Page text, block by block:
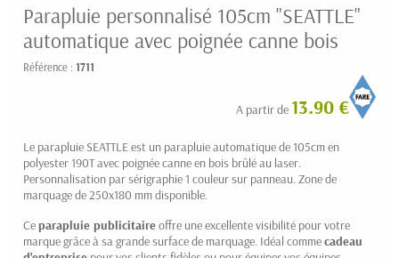
Parapluie personnalisé 105cm "SEATTLE"
automatique avec poignée canne bois
Référence : 1711
A partir de 13.90 € HT
Le parapluie SEATTLE est un parapluie automatique de 105cm en
polyester 190T avec poignée canne en bois brûlé au laser.
Personnalisation par sérigraphie 1 couleur sur panneau. Zone de
marquage de 250x180 mm disponible.
Ceparapluie publicitaireoffre une excellente visibilité pour votre
marque grâce à sa grande surface de marquage. Idéal commecadeau